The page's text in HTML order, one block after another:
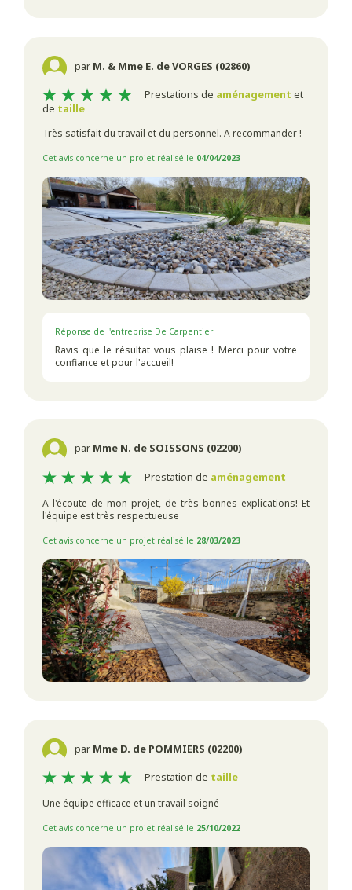
par M. & Mme E. de VORGES (02860)
Prestations de aménagement et
de taille
Très satisfait du travail et du personnel. A recommander !
Cet avis concerne un projet réalisé le 04/04/2023
Réponse de l'entreprise De Carpentier
Ravis que le résultat vous plaise ! Merci pour votre
confiance et pour l'accueil!
par Mme N. de SOISSONS (02200)
Prestation de aménagement
A l'écoute de mon projet, de très bonnes explications! Et
l'équipe est très respectueuse
Cet avis concerne un projet réalisé le 28/03/2023
par Mme D. de POMMIERS (02200)
Prestation de taille
Une équipe efficace et un travail soigné
Cet avis concerne un projet réalisé le 25/10/2022